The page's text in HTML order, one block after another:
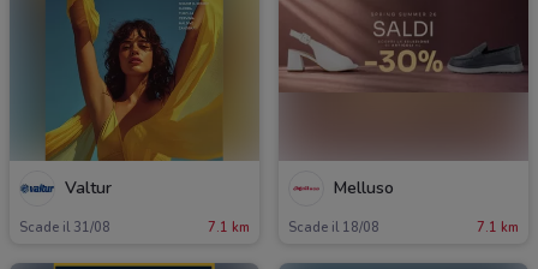
Valtur
Scade il 31/08 7.1 km
Melluso
Scade il 18/08 7.1 km